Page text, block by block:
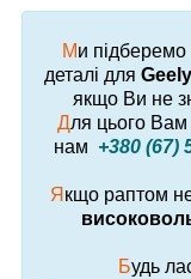
Ми підберемо
деталі для
якщо Ви не
Для цього Вам
нам +380 (67)
Я кщо раптом
Будь